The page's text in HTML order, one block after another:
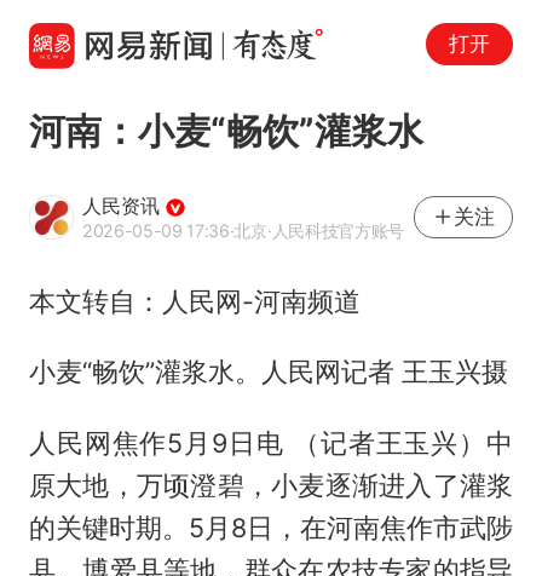
打开
河南：小麦“畅饮”灌浆水
人民资讯
2026-05-09 17:36·北京·人民科技官方账号
关注
本文转自：人民网-河南频道
小麦“畅饮”灌浆水。人民网记者 王玉兴摄
人民网焦作5月9日电 （记者王玉兴）中
原大地，万顷澄碧，小麦逐渐进入了灌浆
的关键时期。5月8日，在河南焦作市武陟